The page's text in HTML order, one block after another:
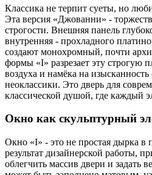
Классика не терпит суеты, но
Эта версия «Джованни» -
строгости. Внешняя панель
внутренняя - прохладного
создают монохромный, почти
формы «I» разрезает эту строгую
воздуха и намёка на
неоклассики. Это дверь для
классической душой, где каждый
Окно как скульптурный
Окно «I» - это не простая дырка в
результат дизайнерской работы,
облегчить массив двери и задать